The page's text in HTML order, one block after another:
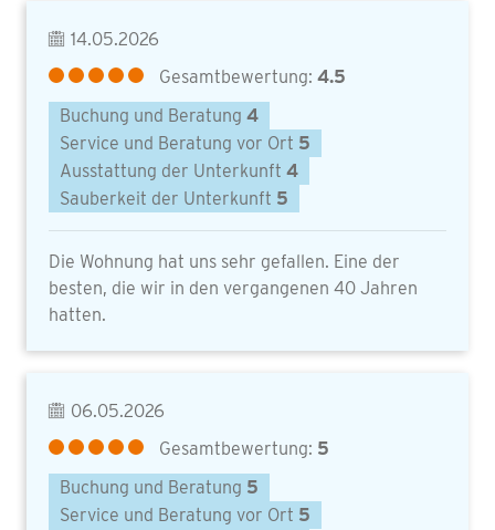
14.05.2026
Gesamtbewertung: 4.5
Buchung und Beratung 4
Service und Beratung vor Ort 5
Ausstattung der Unterkunft 4
Sauberkeit der Unterkunft 5
Die Wohnung hat uns sehr gefallen. Eine der
besten, die wir in den vergangenen 40 Jahren
hatten.
06.05.2026
Gesamtbewertung: 5
Buchung und Beratung 5
Service und Beratung vor Ort 5